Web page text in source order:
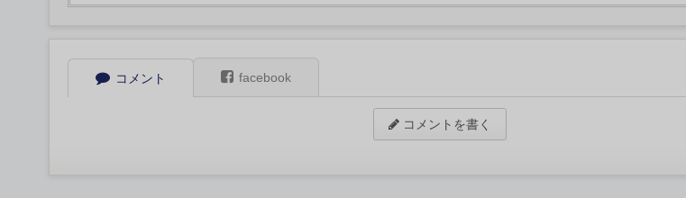
コメント facebook
コメントを書く